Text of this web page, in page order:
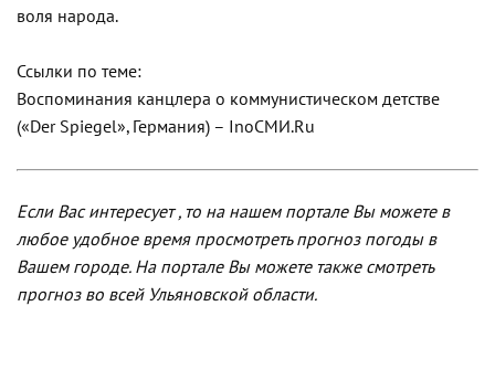
воля народа.
Ссылки по теме:
Воспоминания канцлера о коммунистическом детстве
(«Der Spiegel», Германия) – InoСМИ.Ru
Если Вас интересует , то на нашем портале Вы можете в
любое удобное время просмотреть прогноз погоды в
Вашем городе. На портале Вы можете также смотреть
прогноз во всей Ульяновской области.